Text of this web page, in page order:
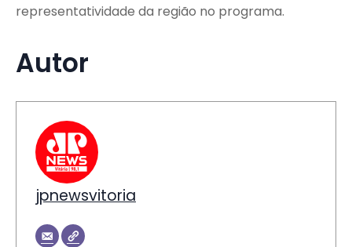
representatividade da região no programa.
Autor
jpnewsvitoria